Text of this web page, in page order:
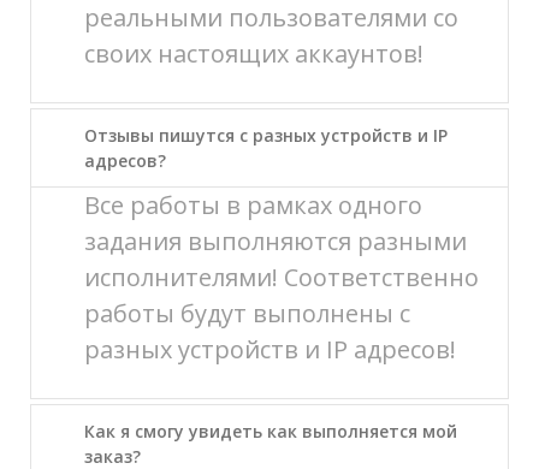
реальными пользователями со
своих настоящих аккаунтов!
Отзывы пишутся с разных устройств и IP
адресов?
Все работы в рамках одного
задания выполняются разными
исполнителями! Соответственно
работы будут выполнены с
разных устройств и IP адресов!
Как я смогу увидеть как выполняется мой
заказ?